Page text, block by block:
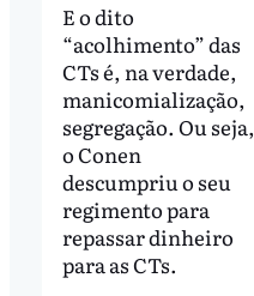
E o dito
“acolhimento” das
CTs é, na verdade,
manicomialização,
segregação. Ou seja,
o Conen
descumpriu o seu
regimento para
repassar dinheiro
para as CTs.